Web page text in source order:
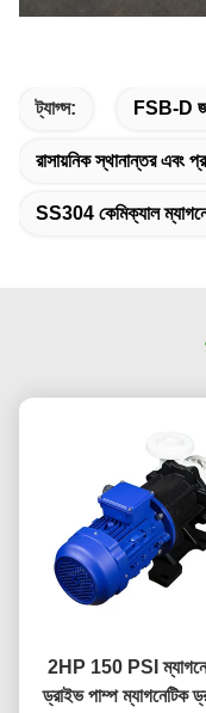
ট্যাগ্স: FSB-D
রাসায়নিক স্থানান্তর এবং
SS304 কেমিক্যাল
2HP 150 PSI
ড্রাইভ পাম্প ম্যাগনেটিক